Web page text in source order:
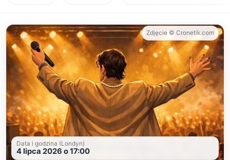
Zdjęcie © Cronetik.com
Data i godzina (Londyn)
4 lipca 2026 o 17:00